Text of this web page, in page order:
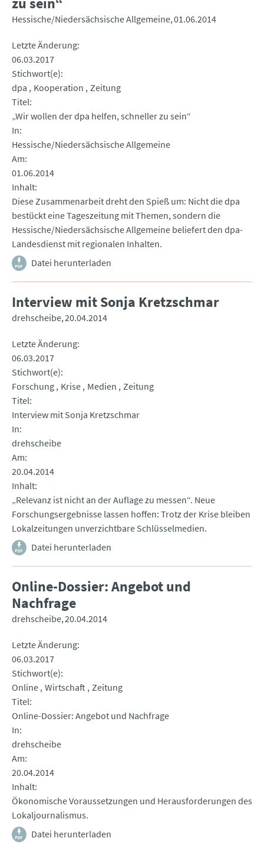
Hessische/Niedersächsische Allgemeine 01.06.2014
Letzte Änderung
06.03.2017
Stichwort(e)
dpa
Kooperation Zeitung
Titel
„Wir wollen der dpa helfen, schneller zu sein“
In
Hessische/Niedersächsische Allgemeine
Am
01.06.2014
Inhalt
Diese Zusammenarbeit dreht den Spieß um: Nicht die dpa
bestückt eine Tageszeitung mit Themen, sondern die
Hessische/Niedersächsische Allgemeine beliefert den dpa-
Landesdienst mit regionalen Inhalten.
Datei herunterladen
Interview mit Sonja Kretzschmar
drehscheibe 20.04.2014
Letzte Änderung
06.03.2017
Stichwort(e)
Forschung Krise Medien Zeitung
Titel
Interview mit Sonja Kretzschmar
In
drehscheibe
Am
20.04.2014
Inhalt
„Relevanz ist nicht an der Auflage zu messen“. Neue
Forschungsergebnisse lassen hoffen: Trotz der Krise bleiben
Lokalzeitungen unverzichtbare Schlüsselmedien.
Datei herunterladen
Online-Dossier: Angebot und
Nachfrage
drehscheibe 20.04.2014
Letzte Änderung
06.03.2017
Stichwort(e)
Online Wirtschaft Zeitung
Titel
Online-Dossier: Angebot und Nachfrage
In
drehscheibe
Am
20.04.2014
Inhalt
Ökonomische Voraussetzungen und Herausforderungen des
Lokaljournalismus.
Datei herunterladen